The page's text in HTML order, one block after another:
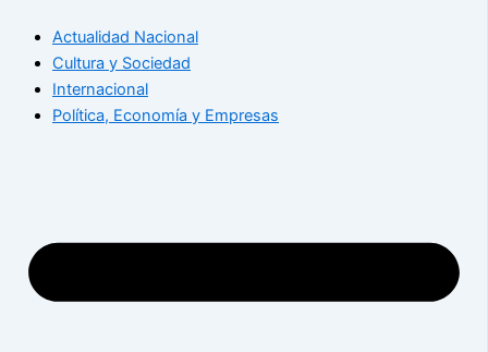
Actualidad Nacional
Cultura y Sociedad
Internacional
Política, Economía y Empresas